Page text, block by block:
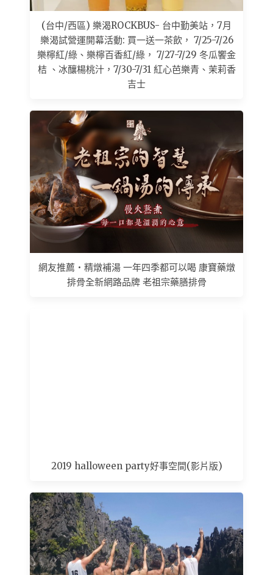
(台中/西區) 樂渴ROCKBUS- 台中勤美站，7月
樂渴試營運開幕活動: 買一送一茶飲， 7/25-7/26
樂檸紅/綠、樂檸百香紅/綠， 7/27-7/29 冬瓜饗金
桔 、冰釀楊桃汁，7/30-7/31 紅心芭樂青、茉莉香
吉士
網友推薦 • 精燉補湯 一年四季都可以喝 康寶藥燉
排骨全新網路品牌 老祖宗藥膳排骨
2019 halloween party好事空間(影片版)